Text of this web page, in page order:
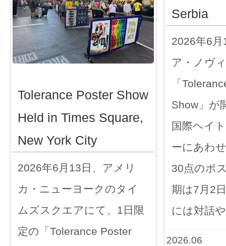
Serbia
2026年6
ア・ノヴ
「
Show」が
国際ヘイ
ーにあわ
30点のポ
期は7月2
には対話
2026.06
Tolerance Poster Show
Held in Times Square,
New York City
2026年6月13日、アメリ
カ・ニューヨークのタイ
ムズスクエアにて、1日限
定の「Tolerance Poster